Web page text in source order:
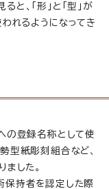
、「形」と「型」が
われるようになってき
の登録名称として使
型紙彫刻組合など、
ました。
持者を認定した際